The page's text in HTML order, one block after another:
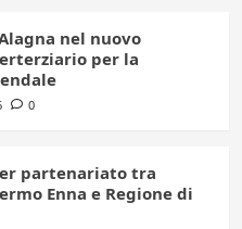
nel nuovo
per la
0
partenariato tra
Enna e Regione di